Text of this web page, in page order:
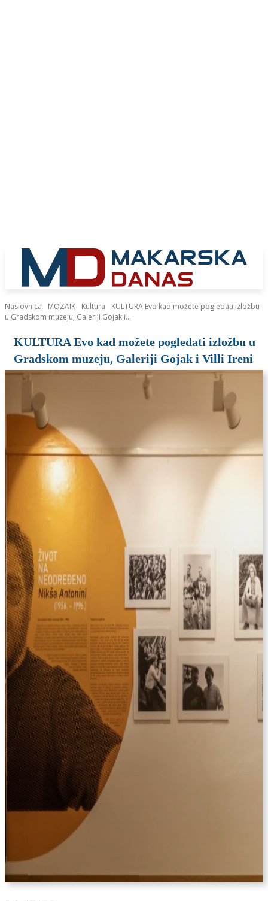
Naslovnica MOZAIK Kultura
KULTURA Evo kad možete pogledati izložbu
u Gradskom muzeju, Galeriji Gojak i...
KULTURA Evo kad možete pogledati izložbu u
Gradskom muzeju, Galeriji Gojak i Villi Ireni